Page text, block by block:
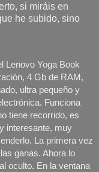
si miráis en
he subido, sino
Lenovo Yoga Book
4 Gb de RAM,
ultra pequeño y
Funciona
tiene recorrido, es
interesante, muy
La primera vez
ganas. Ahora lo
oculto. En la ventana